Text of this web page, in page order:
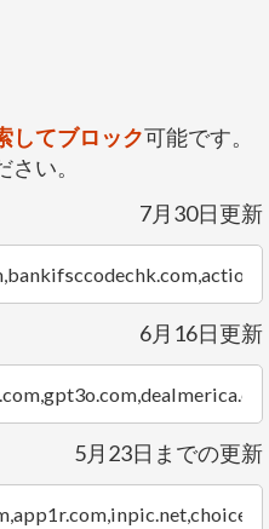
してブロック可能です。
さい。
7月30日更新
6月16日更新
5月23日までの更新